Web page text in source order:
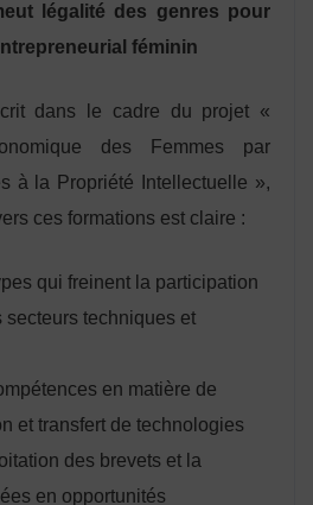
légalité des genres pour
féminin
dans le cadre du projet «
des Femmes par
à la Propriété Intellectuelle »,
ces formations est claire :
qui freinent la participation
secteurs techniques et
en matière de
et transfert de technologies
des brevets et la
en opportunités